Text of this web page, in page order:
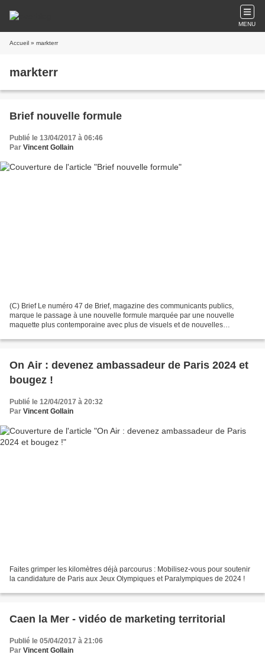
MENU
Accueil » markterr
markterr
Brief nouvelle formule
Publié le 13/04/2017 à 06:46
Par Vincent Gollain
(C) Brief Le numéro 47 de Brief, magazine des communicants publics,
marque le passage à une nouvelle formule marquée par une nouvelle
maquette plus contemporaine avec plus de visuels et de nouvelles
On Air : devenez ambassadeur de Paris 2024 et
bougez !
Publié le 12/04/2017 à 20:32
Par Vincent Gollain
Faites grimper les kilomètres déjà parcourus : Mobilisez-vous pour soutenir
la candidature de Paris aux Jeux Olympiques et Paralympiques de 2024 !
Caen la Mer - vidéo de marketing territorial
Publié le 05/04/2017 à 21:06
Par Vincent Gollain